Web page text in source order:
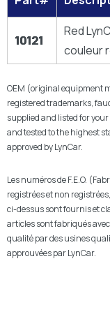
10121
Red
couleur
OEM (original equipment
registered trademarks,
supplied and listed for
and tested to the highest
approved by LynCar.
Les numéros de F.E.O.
registrées et non
ci-dessus sont fournis et
articles sont fabriqués
qualité par des usines
approuvées par LynCar.